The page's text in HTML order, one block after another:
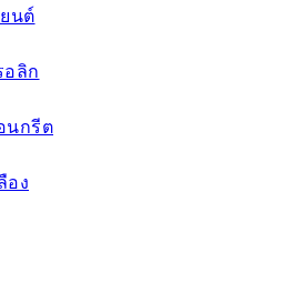
นต์
อลิก
นกรีต
อง